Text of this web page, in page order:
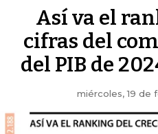
Así va el
cifras del
del PIB de
miércoles, 19 de